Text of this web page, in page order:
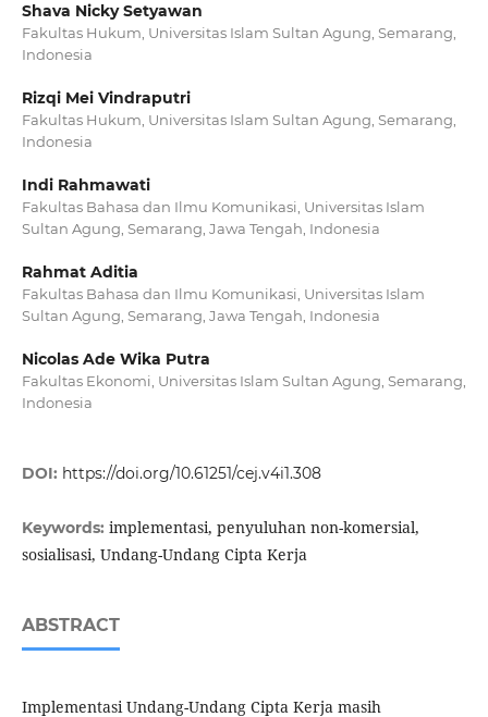
Shava Nicky Setyawan
Fakultas Hukum, Universitas Islam Sultan Agung, Semarang,
Indonesia
Rizqi Mei Vindraputri
Fakultas Hukum, Universitas Islam Sultan Agung, Semarang,
Indonesia
Indi Rahmawati
Fakultas Bahasa dan Ilmu Komunikasi, Universitas Islam
Sultan Agung, Semarang, Jawa Tengah, Indonesia
Rahmat Aditia
Fakultas Bahasa dan Ilmu Komunikasi, Universitas Islam
Sultan Agung, Semarang, Jawa Tengah, Indonesia
Nicolas Ade Wika Putra
Fakultas Ekonomi, Universitas Islam Sultan Agung, Semarang,
Indonesia
DOI: https://doi.org/10.61251/cej.v4i1.308
Keywords: implementasi, penyuluhan non-komersial,
sosialisasi, Undang-Undang Cipta Kerja
ABSTRACT
Implementasi Undang-Undang Cipta Kerja masih